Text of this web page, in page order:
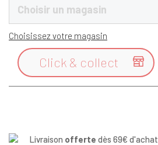
Choisir un magasin
Choisissez votre magasin

Click & collect
Livraison offerte dès 69€ d'achat